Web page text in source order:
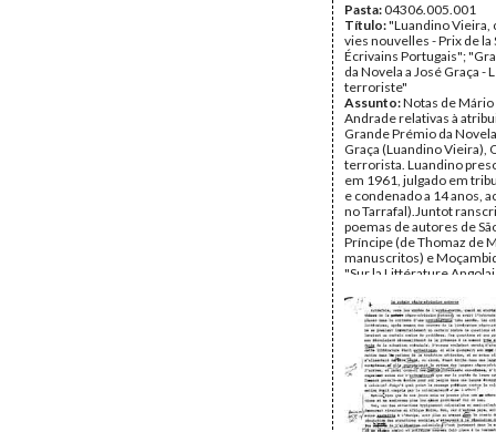
Pasta:04306.005.001
Título:"Luandino Vieira,
vies nouvelles - Prix de la
Écrivains Portugais";
da Novela a José Graça -
terroriste"
Assunto:Notas de
Andrade relativas à
Grande Prémio da
Graça (Luandino Vieira),
terrorista. Luandino
em 1961, julgado em
e condenado a 14 anos,
no Tarrafal).Juntot
poemas de autores de
Príncipe (de Thomaz de
manuscritos) e
"Sur la Littérature
Andrade" (Sobre a
Angolana - Ensaios -
notas de Mário de
Data:s.d.
Fundo:Arquivo Mário
Andrade
Tipo Documental:
Página(s):37